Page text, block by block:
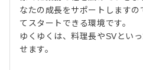
なたの成長をサポートしますの
てスタートできる環境です。
ゆくゆくは、料理長やSVとい
せます。